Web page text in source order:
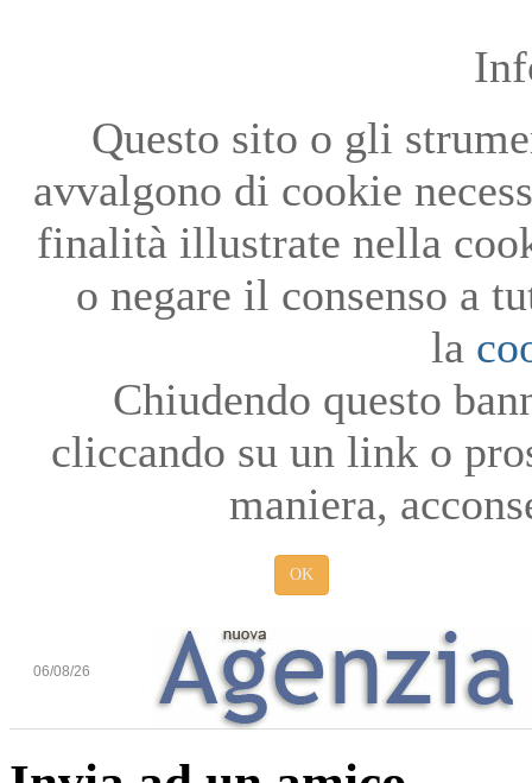
Questo sito o gli
avvalgono di cookie
finalità illustrate nella
o negare il consenso a
la
Chiudendo questo
cliccando su un link o
maniera,
OK
06/08/26